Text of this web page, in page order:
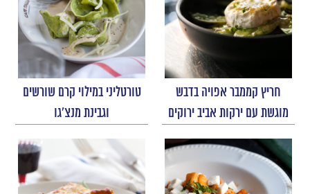
חריץ קממבר אפויה בדבש
מוגשת עם ירקות אביב ירוקים
טורטליני במילוי קרם שורשים
וגבינת מנצ'גו